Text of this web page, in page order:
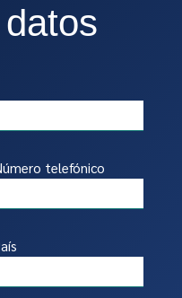
telefónico